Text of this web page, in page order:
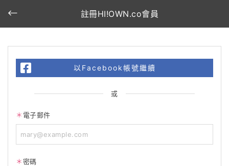
註冊HI!OWN.co會員
以Facebook帳號繼續
或
電子郵件
密碼